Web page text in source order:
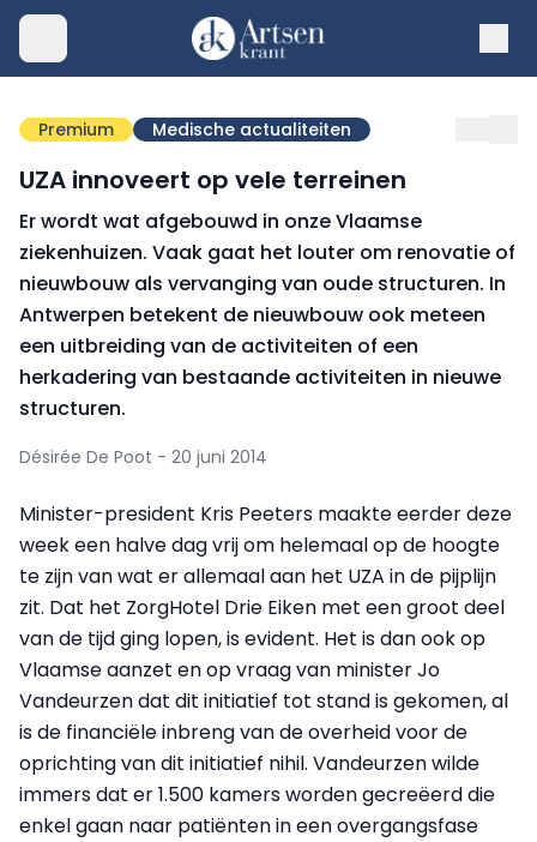
Premium Medische actualiteiten
UZA innoveert op vele terreinen
Er wordt wat afgebouwd in onze Vlaamse
ziekenhuizen. Vaak gaat het louter om renovatie of
nieuwbouw als vervanging van oude structuren. In
Antwerpen betekent de nieuwbouw ook meteen
een uitbreiding van de activiteiten of een
herkadering van bestaande activiteiten in nieuwe
structuren.
Désirée De Poot - 20 juni 2014
Minister-president Kris Peeters maakte eerder deze
week een halve dag vrij om helemaal op de hoogte
te zijn van wat er allemaal aan het UZA in de pijplijn
zit. Dat het ZorgHotel Drie Eiken met een groot deel
van de tijd ging lopen, is evident. Het is dan ook op
Vlaamse aanzet en op vraag van minister Jo
Vandeurzen dat dit initiatief tot stand is gekomen, al
is de financiële inbreng van de overheid voor de
oprichting van dit initiatief nihil. Vandeurzen wilde
immers dat er 1.500 kamers worden gecreëerd die
enkel gaan naar patiënten in een overgangsfase